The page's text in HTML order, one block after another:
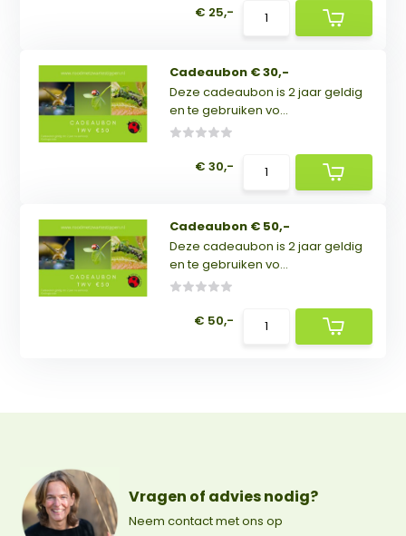
€ 25,-
Cadeaubon € 30,-
Deze cadeaubon is 2 jaar geldig
en te gebruiken vo...
€ 30,-
Cadeaubon € 50,-
Deze cadeaubon is 2 jaar geldig
en te gebruiken vo...
€ 50,-
Vragen of advies nodig?
Neem contact met ons op